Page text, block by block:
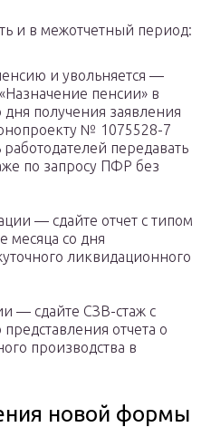
и в межотчетный период:
и увольняется —
пенсии» в
получения заявления
№ 1075528-7
работодателей передавать
по запросу ПФР без
— сдайте отчет с типом
месяца со дня
ликвидационного
— сдайте СЗВ-стаж с
отчета о
производства в
новой формы